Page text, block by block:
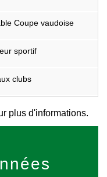
Coupe vaudoise
sportif
clubs
plus d'informations.